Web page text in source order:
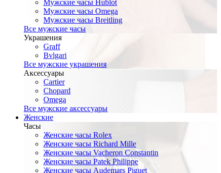
Мужские часы Hublot
Мужские часы Omega
Мужские часы Breitling
Все мужские часы
Украшения
Graff
Bvlgari
Все мужские украшения
Аксессуары
Cartier
Chopard
Omega
Все мужские аксессуары
Женские
Часы
Женские часы Rolex
Женские часы Richard Mille
Женские часы Vacheron Constantin
Женские часы Patek Philippe
Женские часы Audemars Piguet